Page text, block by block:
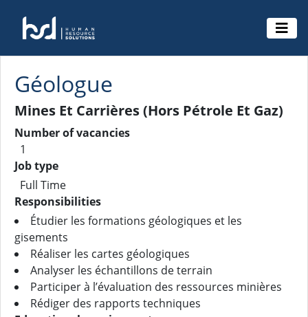
Géologue
Mines Et Carrières (Hors Pétrole Et Gaz)
Number of vacancies
1
Job type
Full Time
Responsibilities
Étudier les formations géologiques et les
gisements
Réaliser les cartes géologiques
Analyser les échantillons de terrain
Participer à l’évaluation des ressources minières
Rédiger des rapports techniques